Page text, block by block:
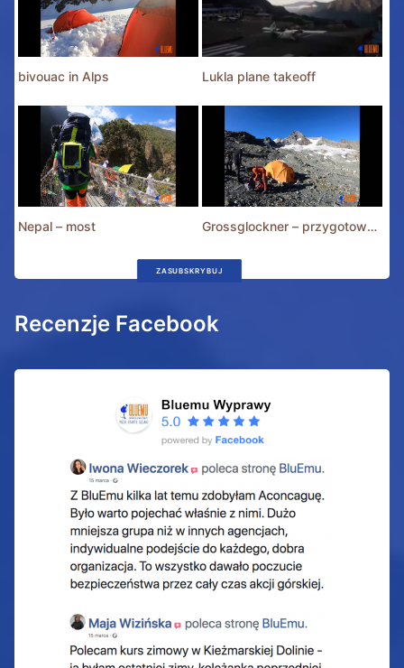
bivouac in Alps Lukla plane takeoff
Nepal – most Grossglockner – przygotowania
ZASUBSKRYBUJ
Recenzje Facebook